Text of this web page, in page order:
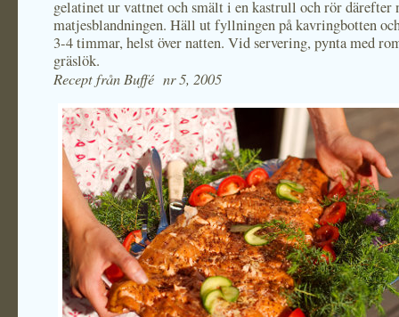
gelatinet ur vattnet och smält i en kastrull och rör därefter
matjesblandningen. Häll ut fyllningen på kavringbotten
3-4 timmar, helst över natten. Vid servering, pynta med
gräslök.
Recept från Buffé nr 5, 2005